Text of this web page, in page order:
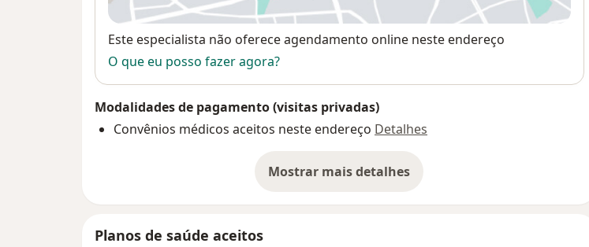
Disponibilidade
Este especialista não oferece agendamento online neste endereço
O que eu posso fazer agora?
Modalidades de pagamento (visitas privadas)
Convênios médicos aceitos neste endereço Detalhes
Mostrar mais detalhes
sobre o endereço
Planos de saúde aceitos